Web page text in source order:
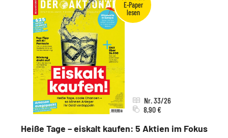
Heiße Tage – eiskalt kaufen: 5 Aktien im Fokus
Nr. 33/26
8,90 €